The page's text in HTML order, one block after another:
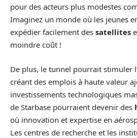
pour des acteurs plus modestes
Imaginez un monde où les jeunes
expédier facilement des satellites
moindre coût !
De plus, le tunnel pourrait stimuler
créant des emplois à haute valeur
investissements technologiques
de Starbase pourraient devenir des
où innovation et expertise en
Les centres de recherche et les